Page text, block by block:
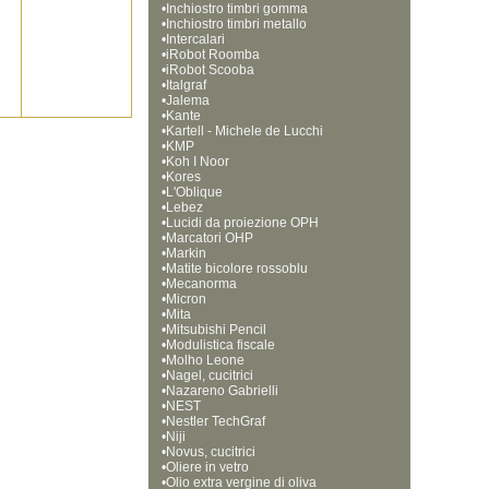
• Inchiostro timbri gomma
• Inchiostro timbri metallo
• Intercalari
•iRobot Roomba
•iRobot Scooba
• Italgraf
•Jalema
•Kante
•Kartell - Michele de Lucchi
•KMP
•Koh I Noor
•Kores
•L'Oblique
•Lebez
•Lucidi da proiezione OPH
•Marcatori OHP
•Markin
•Matite bicolore rossoblu
•Mecanorma
•Micron
•Mita
•Mitsubishi Pencil
•Modulistica fiscale
•Molho Leone
•Nagel, cucitrici
•Nazareno Gabrielli
•NEST
•Nestler TechGraf
•Niji
•Novus, cucitrici
•Oliere in vetro
•Olio extra vergine di oliva